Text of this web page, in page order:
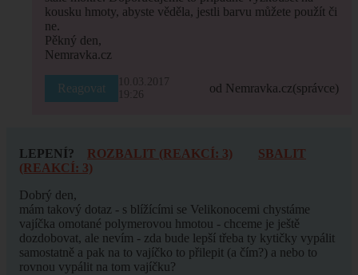
kousku hmoty, abyste věděla, jestli barvu můžete použít či
ne.
Pěkný den,
Nemravka.cz
Reagovat
10.03.2017
19:26
od Nemravka.cz(správce)
LEPENÍ? ROZBALIT (REAKCÍ: 3)
SBALIT
(REAKCÍ: 3)
Dobrý den,
mám takový dotaz - s blížícími se Velikonocemi chystáme
vajíčka omotané polymerovou hmotou - chceme je ještě
dozdobovat, ale nevím - zda bude lepší třeba ty kytičky vypálit
samostatně a pak na to vajíčko to přilepit (a čím?) a nebo to
rovnou vypálit na tom vajíčku?